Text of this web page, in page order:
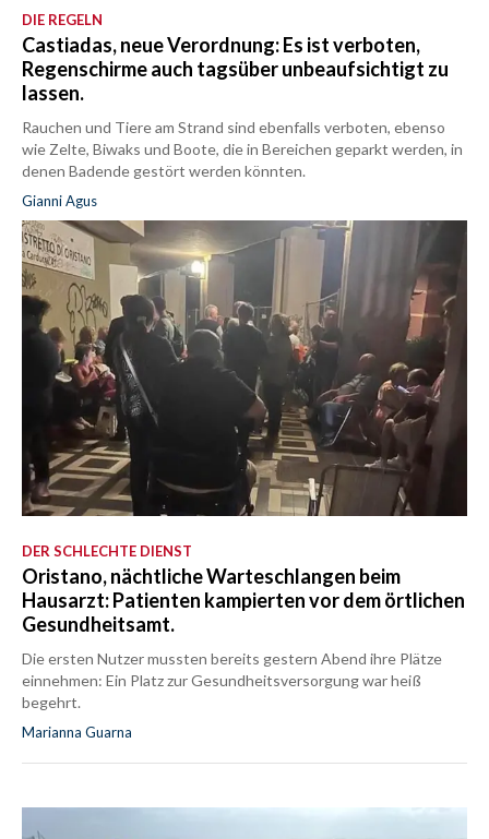
DIE REGELN
Castiadas, neue Verordnung: Es ist verboten,
Regenschirme auch tagsüber unbeaufsichtigt zu
lassen.
Rauchen und Tiere am Strand sind ebenfalls verboten, ebenso
wie Zelte, Biwaks und Boote, die in Bereichen geparkt werden, in
denen Badende gestört werden könnten.
Gianni Agus
DER SCHLECHTE DIENST
Oristano, nächtliche Warteschlangen beim
Hausarzt: Patienten kampierten vor dem örtlichen
Gesundheitsamt.
Die ersten Nutzer mussten bereits gestern Abend ihre Plätze
einnehmen: Ein Platz zur Gesundheitsversorgung war heiß
begehrt.
Marianna Guarna